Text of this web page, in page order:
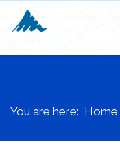
You are here: Home